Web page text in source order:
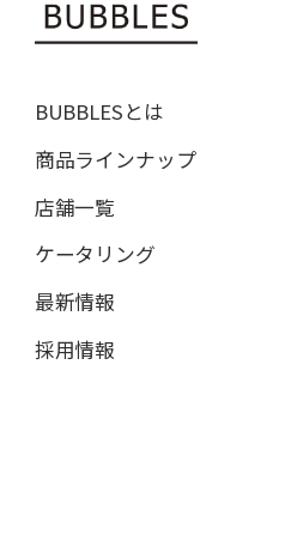
BUBBLESとは
商品ラインナップ
店舗一覧
ケータリング
最新情報
採用情報